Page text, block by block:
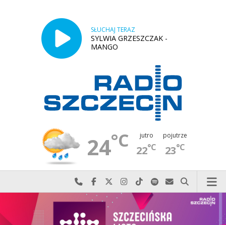
SŁUCHAJ TERAZ
SYLWIA GRZESZCZAK -
MANGO
24°C jutro
22°C
pojutrze
23°C
Najlepiej po prostu do nas zadzwoń
Odwiedź nas na Facebook-u
Odwiedź nas na X
Odwiedź nas na Instagram-ie
Odwiedź nas na TikTok-u
Szukaj nas na Spotify
Wyślij do nas
Szukaj